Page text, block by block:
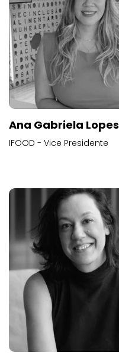
Ana Gabriela Lopes
IFOOD - Vice Presidente